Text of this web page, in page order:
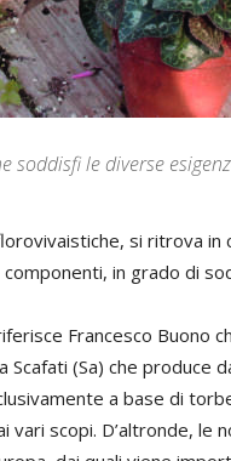
soddisfi le diverse
si ritrova in
in grado di
Francesco Buono
Scafati (Sa) che produce
a base di
scopi. D’altronde, le